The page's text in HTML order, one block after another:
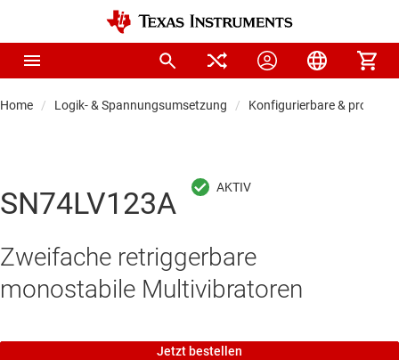
Home Logik- & Spannungsumsetzung Konfigurierbare &
SN74LV123A
Zweifache retriggerbare
monostabile Multivibratoren
Jetzt bestellen